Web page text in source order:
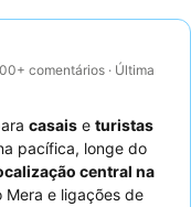
comentários · Última
casais e turistas
pacífica, longe do
central na
e ligações de